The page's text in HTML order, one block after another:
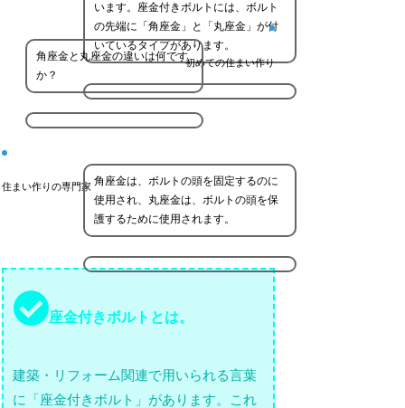
います。座金付きボルトには、ボルト
の先端に「角座金」と「丸座金」が付
いているタイプがあります。
初めての住まい作り
角座金と丸座金の違いは何です
か？
住まい作りの専門家 角座金は、ボルトの頭を固定するのに
使用され、丸座金は、ボルトの頭を保
護するために使用されます。
座金付きボルトとは。
建築・リフォーム関連で用いられる言葉
に「座金付きボルト」があります。これ